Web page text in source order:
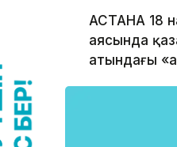
АСТАНА 18
аясында
атындағы